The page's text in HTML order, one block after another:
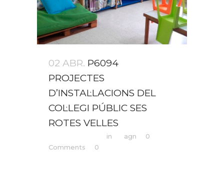
02 ABR. P6094
PROJECTES
D’INSTAL·LACIONS DEL
COL·LEGI PÚBLIC SES
ROTES VELLES
in agn
0
Comments
0